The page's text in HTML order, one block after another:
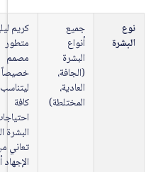
البشرة
(الجافة،
العادية،
المختلطة)
كريم ليلي
متطور
خصيصاً
ليتناسب مع
كافة
احتياجات
البشرة التي
تعاني من
الإجهاد أو